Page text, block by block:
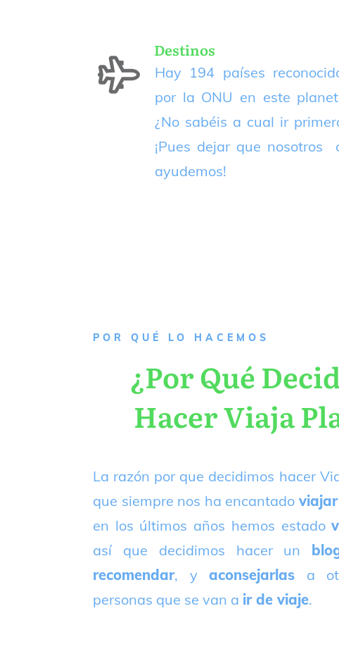
Destinos
Hay 194 países
por la ONU en este
¿No sabéis a cual ir
¡Pues dejar que nosotros
ayudemos!
P OR QUÉ LO HACEMOS
¿Por Qué
Hacer Viaja
La razón por que decidimos hacer
que siempre nos ha encantado
en los últimos años hemos estado
así que decidimos hacer un
recomendar, y aconsejarlas a
personas que se van a ir de viaje.